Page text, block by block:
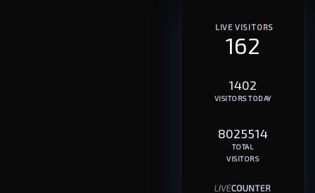
LIVE VISITORS
162
1402
VISITORS TODAY
8025514
TOTAL
VISITORS